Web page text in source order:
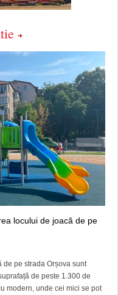
locului de joacă de pe
pe strada Orșova sunt
de peste 1.300 de
modern, unde cei mici se pot